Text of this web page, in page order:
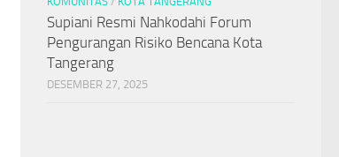
Supiani Resmi Nahkodahi Forum
Pengurangan Risiko Bencana Kota
Tangerang
DESEMBER 27, 2025